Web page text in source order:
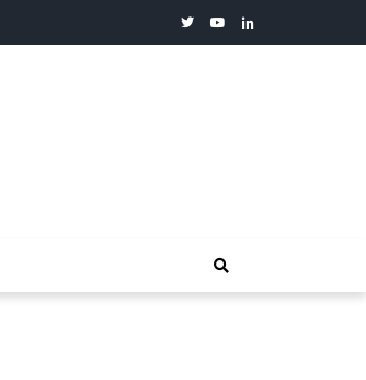
twitteryoutubelinkedin